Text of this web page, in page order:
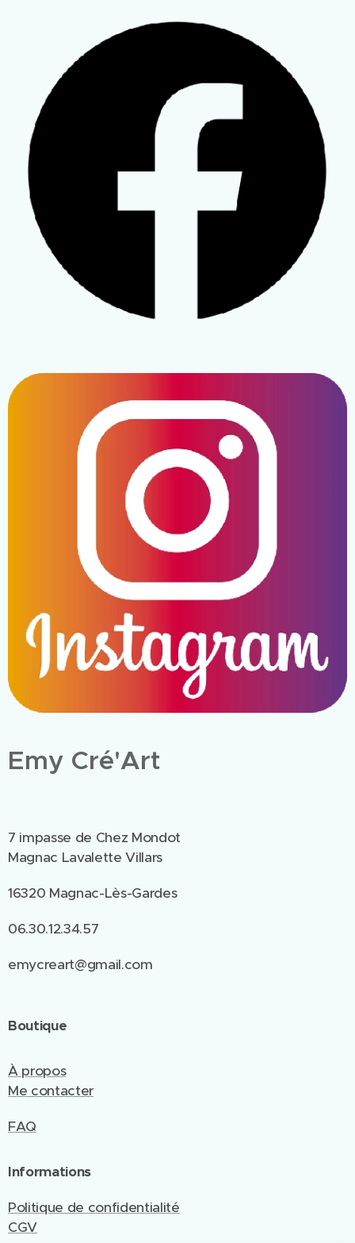
Emy Cré'Art
7 impasse de Chez Mondot
Magnac Lavalette Villars
16320 Magnac-Lès-Gardes
06.30.12.34.57
emycreart@gmail.com
Boutique
À propos
Me contacter
FAQ
Informations
Politique de confidentialité
CGV